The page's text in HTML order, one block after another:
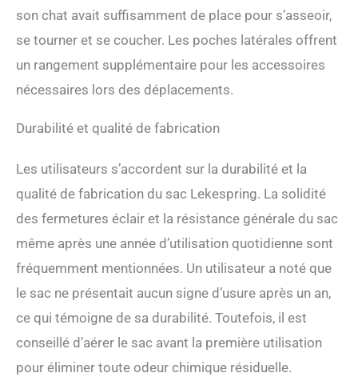
chat transport est doté d'un
dos en mousse élastique et
respirant, absorbant la
pression et résistant aux
facile et confortable. Les
bretelles renforcées et
jusqu'à 8 kg. 2 poches
latérales pour le rangement
et 1 parasol enroulable.
son chat avait suffisamment de place pour s’asseoir,
se tourner et se coucher. Les poches latérales offrent
un rangement supplémentaire pour les accessoires
nécessaires lors des déplacements.
Durabilité et qualité de fabrication
Les utilisateurs s’accordent sur la durabilité et la
qualité de fabrication du sac Lekespring. La solidité
des fermetures éclair et la résistance générale du sac
même après une année d’utilisation quotidienne sont
fréquemment mentionnées. Un utilisateur a noté que
le sac ne présentait aucun signe d’usure après un an,
ce qui témoigne de sa durabilité. Toutefois, il est
conseillé d’aérer le sac avant la première utilisation
pour éliminer toute odeur chimique résiduelle.